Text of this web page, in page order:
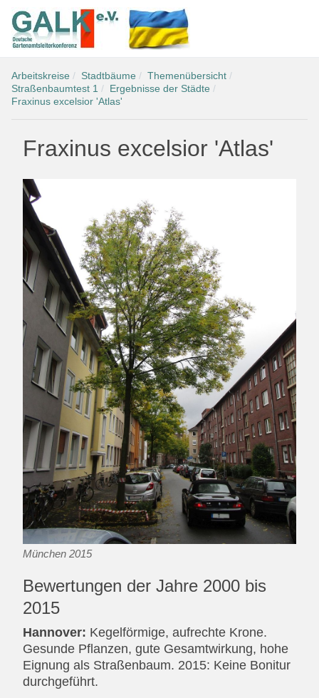
Arbeitskreise Stadtbäume
Themenübersicht
Straßenbaumtest 1
Ergebnisse der Städte
Fraxinus excelsior 'Atlas'
Fraxinus excelsior 'Atlas'
München 2015
Bewertungen der Jahre 2000 bis
2015
Hannover: Kegelförmige, aufrechte Krone.
Gesunde Pflanzen, gute Gesamtwirkung, hohe
Eignung als Straßenbaum. 2015: Keine Bonitur
durchgeführt.